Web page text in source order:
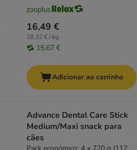
16,49 €
18,32 € / kg
15,67 €
Adicionar ao carrinho
Advance Dental Care Stick
Medium/Maxi snack para
cães